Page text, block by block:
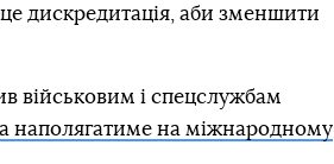
дискредитація, аби зменшити
військовим і спецслужбам
наполягатиме на міжнародному